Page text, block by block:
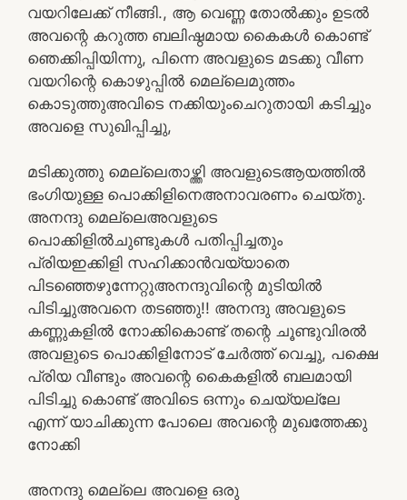
വയറിലേക്ക് നീങ്ങി., ആ വെണ്ണ തോൽക്കും ഉടൽ
അവന്റെ കറുത്ത ബലിഷ്ഠമായ കൈകൾ കൊണ്ട്
ഞെക്കിപ്പിയിന്നു, പിന്നെ അവളുടെ മടക്കു വീണ
വയറിന്റെ കൊഴുപ്പിൽ മെല്ലെമുത്തം
കൊടുത്തുഅവിടെ നക്കിയുംചെറുതായി കടിച്ചും
അവളെ സുഖിപ്പിച്ചു,
മടിക്കുത്തു മെല്ലെതാഴ്ത്തി അവളുടെആയത്തിൽ
ഭംഗിയുള്ള പൊക്കിളിനെഅനാവരണം ചെയ്തു.
അനന്ദു മെല്ലെഅവളുടെ
പൊക്കിളിൽചുണ്ടുകൾ പതിപ്പിച്ചതും
പ്രിയഇക്കിളി സഹിക്കാൻവയ്യാതെ
പിടഞ്ഞെഴുന്നേറ്റുഅനന്ദുവിന്റെ മുടിയിൽ
പിടിച്ചുഅവനെ തടഞ്ഞു!! അനന്ദു അവളുടെ
കണ്ണുകളിൽ നോക്കികൊണ്ട്‌ തന്റെ ചൂണ്ടുവിരൽ
അവളുടെ പൊക്കിളിനോട് ചേർത്ത് വെച്ചു, പക്ഷെ
പ്രിയ വീണ്ടും അവന്റെ കൈകളിൽ ബലമായി
പിടിച്ചു കൊണ്ട് അവിടെ ഒന്നും ചെയ്യല്ലേ
എന്ന് യാചിക്കുന്ന പോലെ അവന്റെ മുഖത്തേക്കു
നോക്കി
അനന്ദു മെല്ലെ അവളെ ഒരു